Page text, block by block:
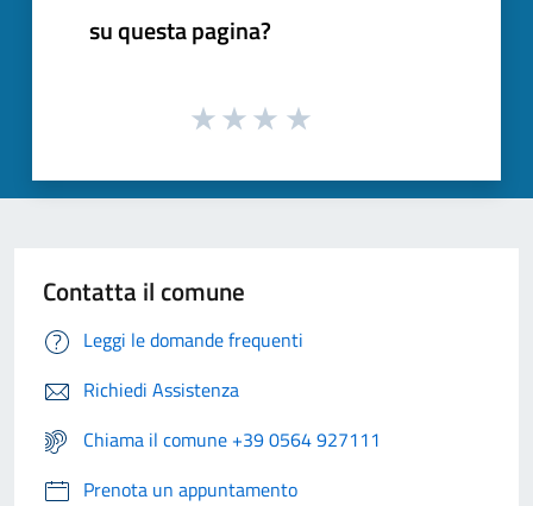
su questa pagina?
Contatta il comune
Leggi le domande frequenti
Richiedi Assistenza
Chiama il comune +39 0564 927111
Prenota un appuntamento